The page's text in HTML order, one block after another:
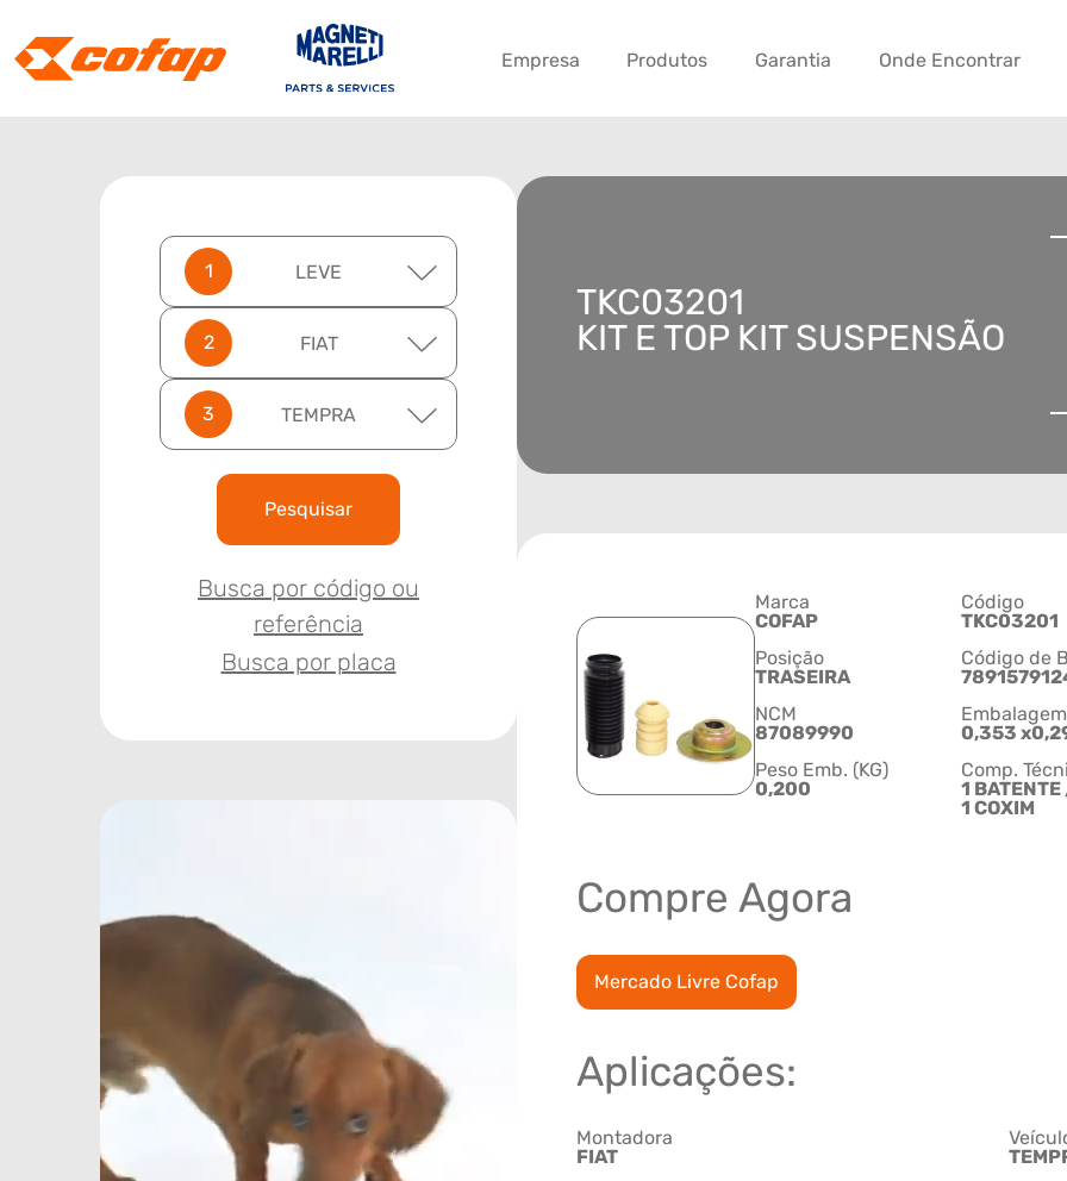
Empresa Produtos Garantia Onde Encontrar
LEVE
FIAT
TEMPRA
Pesquisar
Busca por código ou
referência
Busca por placa
TKC03201
KIT E TOP KIT SUSPENSÃO
Marca
COFAP
Código
TKC03201
Posição
TRASEIRA
Código de
NCM
87089990
0,353
Peso Emb. (KG)
0,200
Comp.
1
1 COXIM
Compre Agora
Mercado Livre Cofap
Aplicações:
Montadora
FIAT